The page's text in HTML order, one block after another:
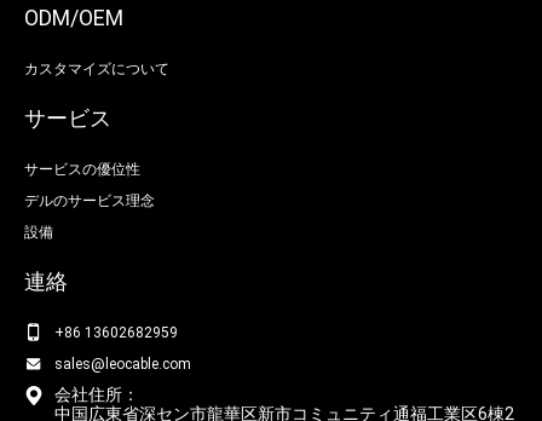
ODM/OEM
カスタマイズについて
サービス
サービスの優位性
デルのサービス理念
設備
連絡
+86 13602682959
sales@leocable.com
会社住所：
中国広東省深セン市龍華区新市コミュニティ通福工業区6棟2